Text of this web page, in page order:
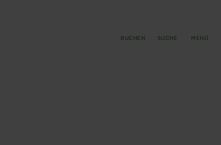
BUCHEN SUCHE MENÜ